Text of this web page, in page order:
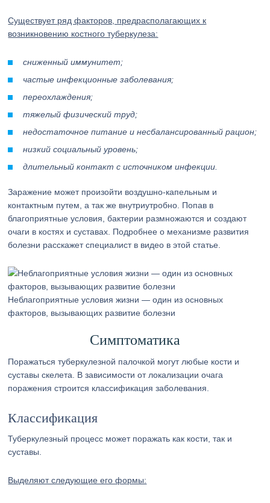
Существует ряд факторов, предрасполагающих к
возникновению костного туберкулеза:
сниженный иммунитет;
частые инфекционные заболевания;
переохлаждения;
тяжелый физический труд;
недостаточное питание и несбалансированный рацион;
низкий социальный уровень;
длительный контакт с источником инфекции.
Заражение может произойти воздушно-капельным и
контактным путем, а так же внутриутробно. Попав в
благоприятные условия, бактерии размножаются и создают
очаги в костях и суставах. Подробнее о механизме развития
болезни расскажет специалист в видео в этой статье.
Неблагоприятные условия жизни — один из основных
факторов, вызывающих развитие болезни
Симптоматика
Поражаться туберкулезной палочкой могут любые кости и
суставы скелета. В зависимости от локализации очага
поражения строится классификация заболевания.
Классификация
Туберкулезный процесс может поражать как кости, так и
суставы.
Выделяют следующие его формы: